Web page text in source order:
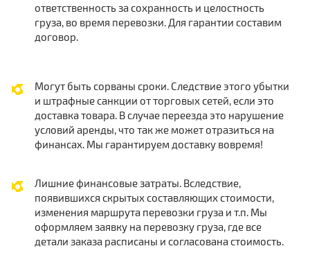
ответственность за сохранность и целостность
груза, во время перевозки. Для гарантии составим
договор.
Могут быть сорваны сроки. Следствие этого убытки
и штрафные санкции от торговых сетей, если это
доставка товара. В случае переезда это нарушение
условий аренды, что так же может отразиться на
финансах. Мы гарантируем доставку вовремя!
Лишние финансовые затраты. Вследствие,
появившихся скрытых составляющих стоимости,
изменения маршрута перевозки груза и т.п. Мы
оформляем заявку на перевозку груза, где все
детали заказа расписаны и согласована стоимость.